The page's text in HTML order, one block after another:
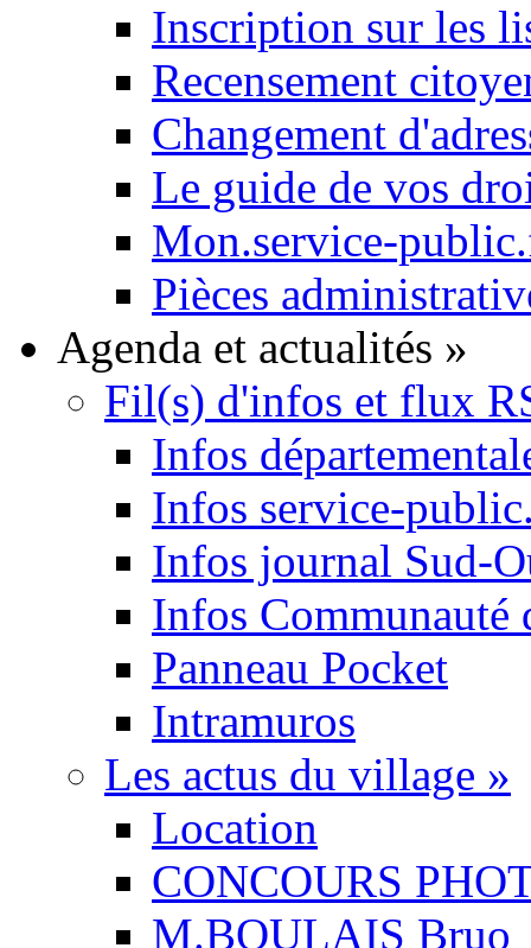
Inscription sur les
Recensement
Changement
Le guide de vos
Mon.service-
Pièces
Agenda et actualités »
Fil(s) d'infos et flux
Infos
Infos service-
Infos journal Sud-
Infos Communauté
Panneau Pocket
Intramuros
Les actus du village »
Location
CONCOURS
M.BOULAIS Bruo